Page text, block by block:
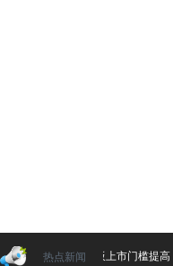
重磅！科创板上市门槛提高！
热点新闻